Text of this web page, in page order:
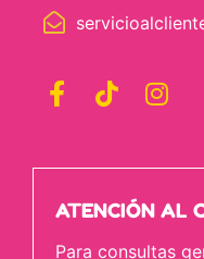
ATENCIÓN AL
Para consultas